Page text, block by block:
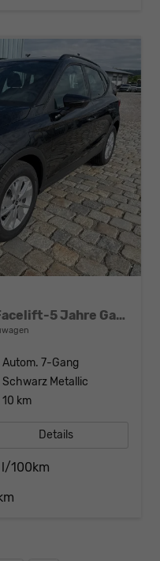
Style 1,0TSI 115 PS DSG-Facelift-5 Jahre Garantie-Parklenkassistent-PDC vorne&hinten-Rückfahrkamera-LED-ACC-DAB-Fernlichtassistent-ISOFIX-variabler Ladeboden-Sitzheizung-FULL Link-Alu 16"-Sofort
Autom. 7-Gang
Schwarz Metallic
10 km
Details
100km